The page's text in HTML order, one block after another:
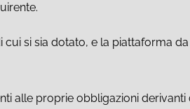
si sia dotato, e la piattaforma
alle proprie obbligazioni